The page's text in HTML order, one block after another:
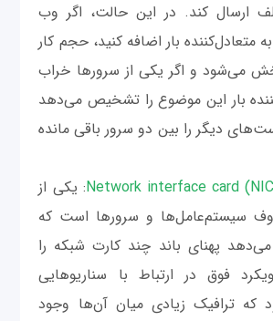
ارسال کند. در این حالت، اگر وب
متعادل‌کننده بار اضافه کنید، حجم کار
می‌شود و اگر یکی از سرورها خراب
بار این موضوع را تشخیص می‌دهد
دیگر را بین دو سرور باقی مانده
Network interface card: یکی از
سیستم‌عامل‌ها و سرور‌ها است که
پهنای باند چند کارت شبکه را
فوق در ارتباط با سناریوهایی
که ترافیک زیادی میان آن‌ها وجود